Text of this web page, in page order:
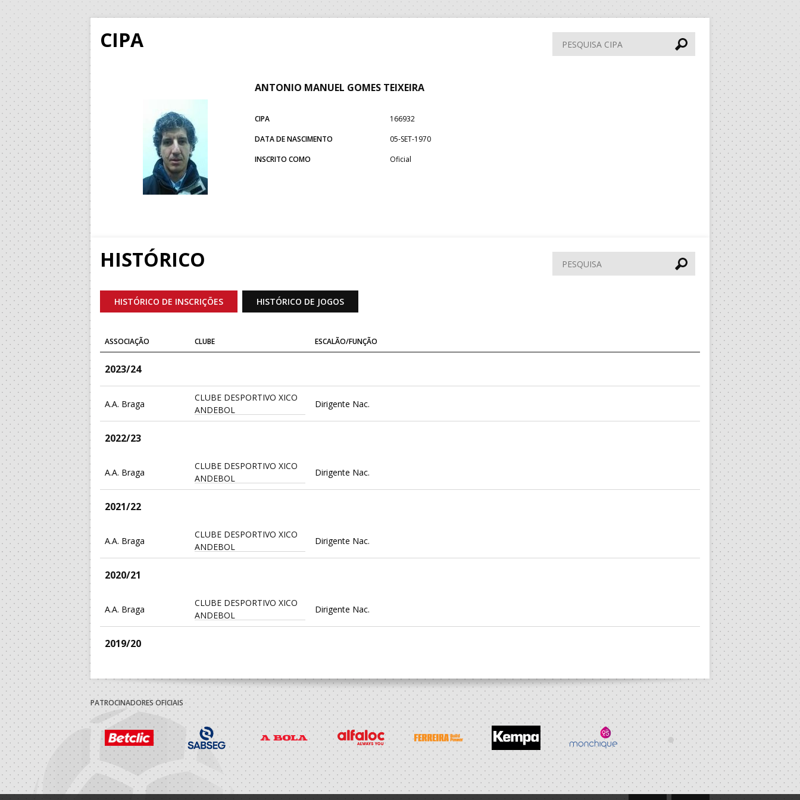
CIPA
Pesquisa
CIPA
ANTONIO MANUEL GOMES TEIXEIRA
CIPA
166932
DATA DE NASCIMENTO
05-SET-1970
INSCRITO COMO
Oficial
HISTÓRICO Pesquisar
HISTÓRICO DE INSCRIÇÕES HISTÓRICO DE JOGOS
ASSOCIAÇÃO CLUBE ESCALÃO/FUNÇÃO
2023/24
A.A. Braga
CLUBE DESPORTIVO XICO
ANDEBOL
Dirigente Nac.
2022/23
A.A. Braga
CLUBE DESPORTIVO XICO
ANDEBOL
Dirigente Nac.
2021/22
A.A. Braga
CLUBE DESPORTIVO XICO
ANDEBOL
Dirigente Nac.
2020/21
A.A. Braga
CLUBE DESPORTIVO XICO
ANDEBOL
Dirigente Nac.
2019/20
A.A. Braga
ANDEBOL
Dirigente Nac.
2018/19
A.A. Braga
CLUBE DESPORTIVO XICO
ANDEBOL
Dirigente Nac.
2017/18
PATROCINADORES OFICIAIS